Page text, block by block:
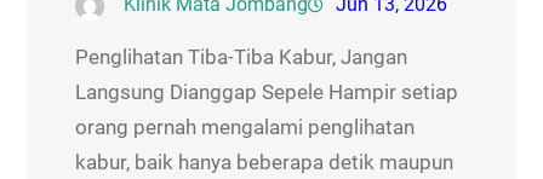
Penglihatan Tiba-Tiba Kabur, Jangan
Langsung Dianggap Sepele Hampir setiap
orang pernah mengalami penglihatan
kabur, baik hanya beberapa detik maupun